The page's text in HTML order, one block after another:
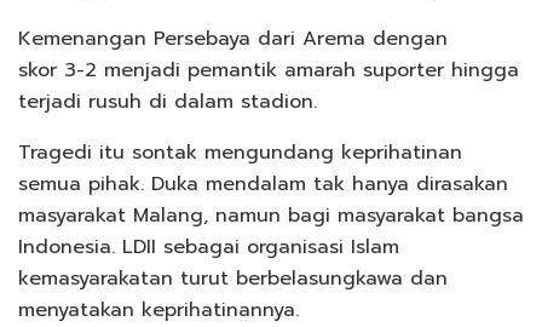
Kemenangan Persebaya dari Arema dengan
skor 3-2 menjadi pemantik amarah suporter hingga
terjadi rusuh di dalam stadion.
Tragedi itu sontak mengundang keprihatinan
semua pihak. Duka mendalam tak hanya dirasakan
masyarakat Malang, namun bagi masyarakat bangsa
Indonesia. LDII sebagai organisasi Islam
kemasyarakatan turut berbelasungkawa dan
menyatakan keprihatinannya.